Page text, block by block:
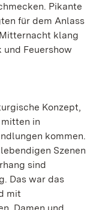
Pikante
für dem Anlass
klang
und Feuershow
Konzept,
in
kommen.
Szenen
sind
Das war das
mit